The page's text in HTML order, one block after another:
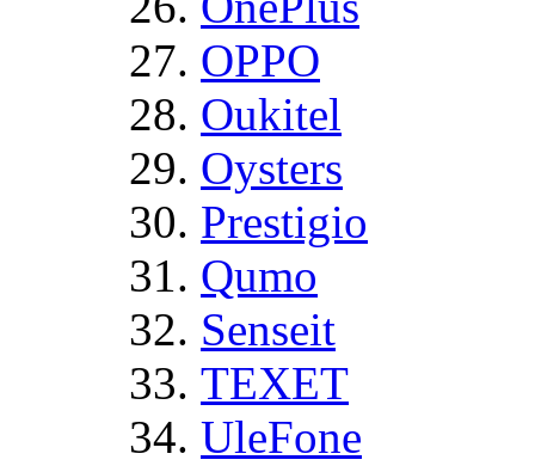
OPPO
Oukitel
Oysters
Prestigio
Qumo
Senseit
TEXET
UleFone